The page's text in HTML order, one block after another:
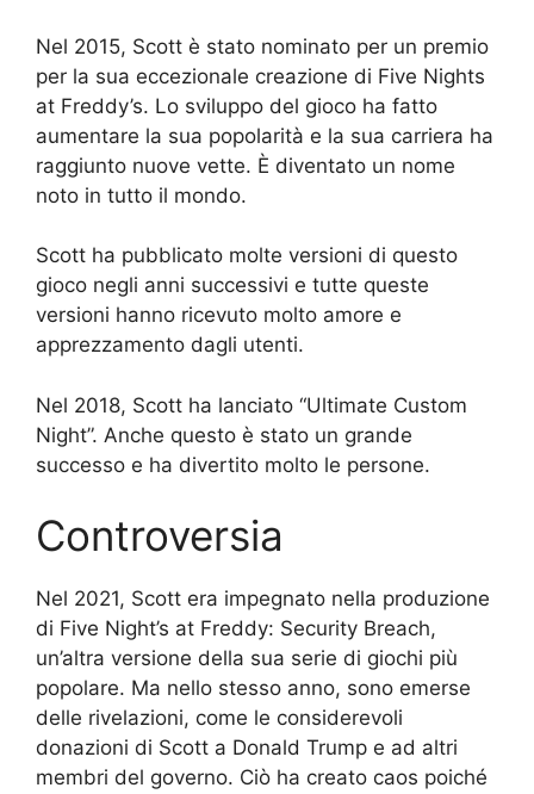
Nel 2015, Scott è stato nominato per un premio
per la sua eccezionale creazione di Five Nights
at Freddy’s. Lo sviluppo del gioco ha fatto
aumentare la sua popolarità e la sua carriera ha
raggiunto nuove vette. È diventato un nome
noto in tutto il mondo.
Scott ha pubblicato molte versioni di questo
gioco negli anni successivi e tutte queste
versioni hanno ricevuto molto amore e
apprezzamento dagli utenti.
Nel 2018, Scott ha lanciato “Ultimate Custom
Night”. Anche questo è stato un grande
successo e ha divertito molto le persone.
Controversia
Nel 2021, Scott era impegnato nella produzione
di Five Night’s at Freddy: Security Breach,
un’altra versione della sua serie di giochi più
popolare. Ma nello stesso anno, sono emerse
delle rivelazioni, come le considerevoli
donazioni di Scott a Donald Trump e ad altri
membri del governo. Ciò ha creato caos poiché